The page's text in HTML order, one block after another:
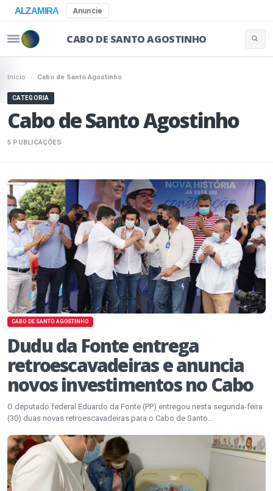
ALZAMIRA Anuncie
CABO DE SANTO AGOSTINHO
Início › Cabo de Santo Agostinho
CATEGORIA
Cabo de Santo Agostinho
5 PUBLICAÇÕES
CABO DE SANTO AGOSTINHO
Dudu da Fonte entrega
retroescavadeiras e anuncia
novos investimentos no Cabo
O deputado federal Eduardo da Fonte (PP) entregou nesta segunda-feira
(30) duas novas retroescavadeiras para o Cabo de Santo...